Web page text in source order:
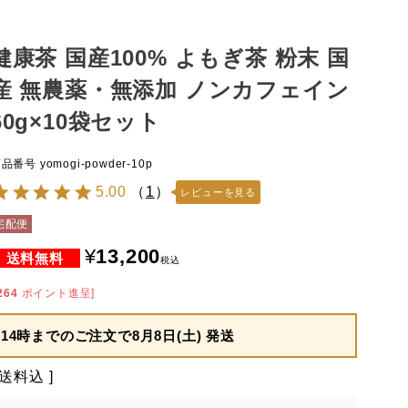
康茶 国産100% よもぎ茶 粉末 国
無農薬・無添加 ノンカフェイン
袋セット
番号 yomogi-powder-10p
5.00 （ 1） レビューを見る
配便
¥13,200税込
ポイント進呈]
14時までのご注文で8月8日(土) 発送
料込